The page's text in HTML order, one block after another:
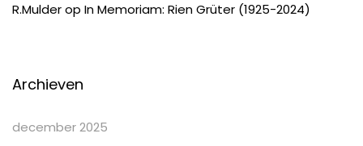
R.Mulderop In Memoriam: Rien Grüter (1925-2024)
Archieven
december 2025